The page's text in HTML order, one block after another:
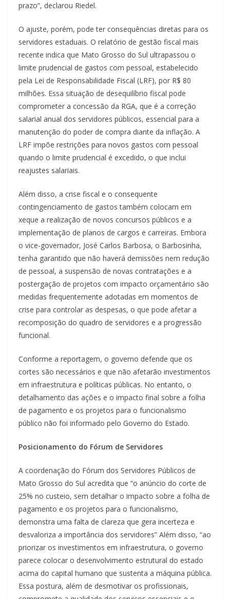
prazo”, declarou Riedel.
O ajuste, porém, pode ter consequências diretas para os
servidores estaduais. O relatório de gestão fiscal mais
recente indica que Mato Grosso do Sul ultrapassou o
limite prudencial de gastos com pessoal, estabelecido
pela Lei de Responsabilidade Fiscal (LRF), por R$ 80
milhões. Essa situação de desequilíbrio fiscal pode
comprometer a concessão da RGA, que é a correção
salarial anual dos servidores públicos, essencial para a
manutenção do poder de compra diante da inflação. A
LRF impõe restrições para novos gastos com pessoal
quando o limite prudencial é excedido, o que inclui
reajustes salariais.
Além disso, a crise fiscal e o consequente
contingenciamento de gastos também colocam em
xeque a realização de novos concursos públicos e a
implementação de planos de cargos e carreiras. Embora
o vice-governador, José Carlos Barbosa, o Barbosinha,
tenha garantido que não haverá demissões nem redução
de pessoal, a suspensão de novas contratações e a
postergação de projetos com impacto orçamentário são
medidas frequentemente adotadas em momentos de
crise para controlar as despesas, o que pode afetar a
recomposição do quadro de servidores e a progressão
funcional.
Conforme a reportagem, o governo defende que os
cortes são necessários e que não afetarão investimentos
em infraestrutura e políticas públicas. No entanto, o
detalhamento das ações e o impacto final sobre a folha
de pagamento e os projetos para o funcionalismo
público não foi informado pelo Governo do Estado.
Posicionamento do Fórum de Servidores
A coordenação do Fórum dos Servidores Públicos de
Mato Grosso do Sul acredita que “o anúncio do corte de
25% no custeio, sem detalhar o impacto sobre a folha de
pagamento e os projetos para o funcionalismo,
demonstra uma falta de clareza que gera incerteza e
desvaloriza a importância dos servidores” Além disso, “ao
priorizar os investimentos em infraestrutura, o governo
parece colocar o desenvolvimento estrutural do estado
acima do capital humano que sustenta a máquina pública.
Essa postura, além de desmotivar os profissionais,